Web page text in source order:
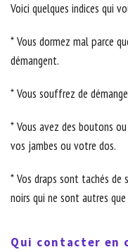
Voici quelques indices qui
* Vous dormez mal parce
démangent.
* Vous souffrez de
* Vous avez des boutons
vos jambes ou votre dos.
* Vos draps sont tachés de
noirs qui ne sont autres
Qui contacter en